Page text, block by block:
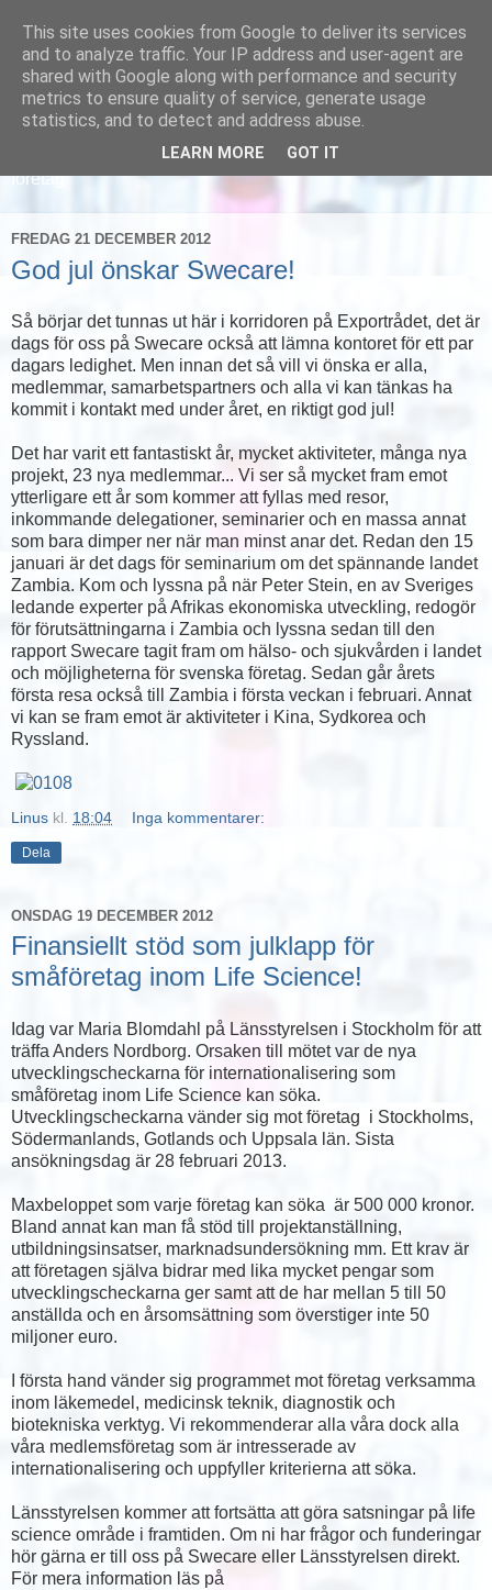
Läs om hur vi marknadsför svensk sjukvård och svenska
företag
FREDAG 21 DECEMBER 2012
God jul önskar Swecare!
Så börjar det tunnas ut här i korridoren på Exportrådet, det är
dags för oss på Swecare också att lämna kontoret för ett par
dagars ledighet. Men innan det så vill vi önska er alla,
medlemmar, samarbetspartners och alla vi kan tänkas ha
kommit i kontakt med under året, en riktigt god jul!
Det har varit ett fantastiskt år, mycket aktiviteter, många nya
projekt, 23 nya medlemmar... Vi ser så mycket fram emot
ytterligare ett år som kommer att fyllas med resor,
inkommande delegationer, seminarier och en massa annat
som bara dimper ner när man minst anar det. Redan den 15
januari är det dags för seminarium om det spännande landet
Zambia. Kom och lyssna på när Peter Stein, en av Sveriges
ledande experter på Afrikas ekonomiska utveckling, redogör
för förutsättningarna i Zambia och lyssna sedan till den
rapport Swecare tagit fram om hälso- och sjukvården i landet
och möjligheterna för svenska företag. Sedan går årets
första resa också till Zambia i första veckan i februari. Annat
vi kan se fram emot är aktiviteter i Kina, Sydkorea och
Ryssland.
Linus kl. 18:04 Inga kommentarer:
Dela
ONSDAG 19 DECEMBER 2012
Finansiellt stöd som julklapp för
småföretag inom Life Science!
Idag var Maria Blomdahl på Länsstyrelsen i Stockholm för att
träffa Anders Nordborg. Orsaken till mötet var de nya
utvecklingscheckarna för internationalisering som
småföretag inom Life Science kan söka.
Utvecklingscheckarna vänder sig mot företag i Stockholms,
Södermanlands, Gotlands och Uppsala län. Sista
ansökningsdag är 28 februari 2013.
Maxbeloppet som varje företag kan söka är 500 000 kronor.
Bland annat kan man få stöd till projektanställning,
utbildningsinsatser, marknadsundersökning mm. Ett krav är
att företagen själva bidrar med lika mycket pengar som
utvecklingscheckarna ger samt att de har mellan 5 till 50
anställda och en årsomsättning som överstiger inte 50
miljoner euro.
I första hand vänder sig programmet mot företag verksamma
inom läkemedel, medicinsk teknik, diagnostik och
biotekniska verktyg. Vi rekommenderar alla våra dock alla
våra medlemsföretag som är intresserade av
internationalisering och uppfyller kriterierna att söka.
Länsstyrelsen kommer att fortsätta att göra satsningar på life
science område i framtiden. Om ni har frågor och funderingar
hör gärna er till oss på Swecare eller Länsstyrelsen direkt.
För mera information läs på
This site uses cookies from Google to deliver its services
and to analyze traffic. Your IP address and user-agent are
shared with Google along with performance and security
metrics to ensure quality of service, generate usage
statistics, and to detect and address abuse.
LEARN MORE GOT IT